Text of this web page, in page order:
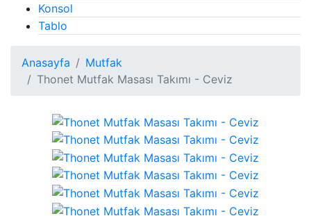
Konsol
Tablo
Anasayfa
Mutfak
Thonet Mutfak Masası Takımı - Ceviz